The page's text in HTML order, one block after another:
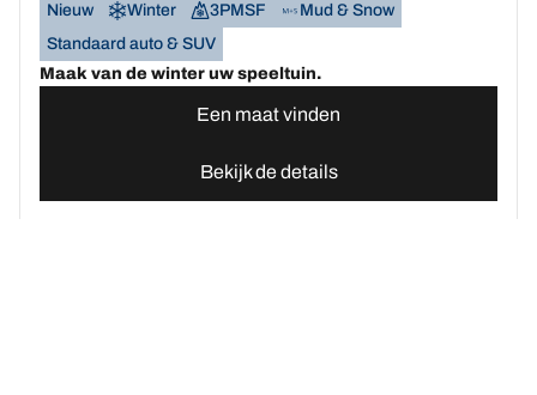
Nieuw Winter 3PMSF
Mud & Snow
Standaard auto & SUV
Maak van de winter uw speeltuin.
Een maat vinden
Bekijk de details